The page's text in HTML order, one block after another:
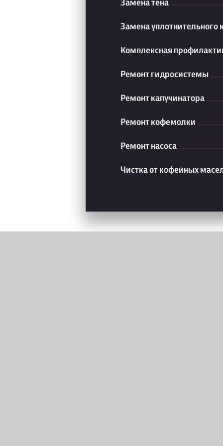
Замена тена
Замена уплотнительного
Комплексная
Ремонт гидросистемы
Ремонт капучинатора
Ремонт кофемолки
Ремонт насоса
Чистка от кофейных